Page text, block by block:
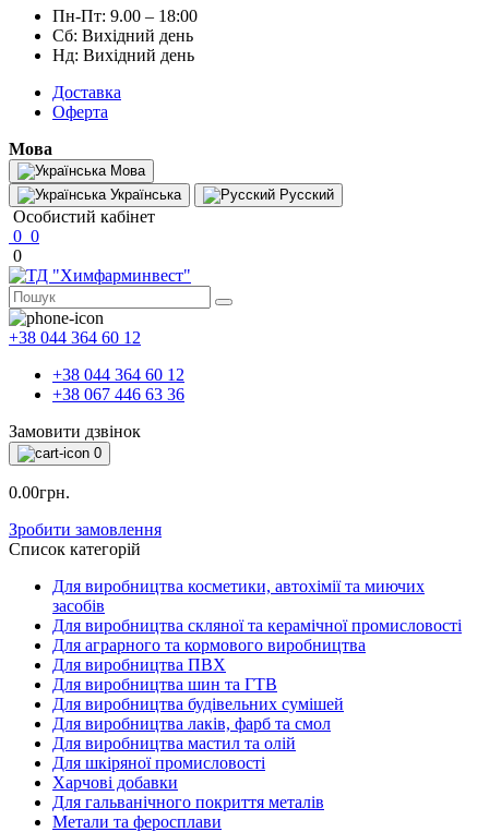
Пн-Пт: 9.00 – 18:00
Сб: Вихідний день
Нд: Вихідний день
Доставка
Оферта
Мова
Мова
Українська
Русский
Особистий кабінет
0 0
0
+38 044 364 60 12
+38 044 364 60 12
+38 067 446 63 36
Замовити дзвінок
0
0.00грн.
Зробити замовлення
Список категорій
Для виробництва косметики, автохімії та миючих
засобів
Для виробництва скляної та керамічної промисловості
Для аграрного та кормового виробництва
Для виробництва ПВХ
Для виробництва шин та ГТВ
Для виробництва будівельних сумішей
Для виробництва лаків, фарб та смол
Для виробництва мастил та олій
Для шкіряної промисловості
Харчові добавки
Для гальванічного покриття металів
Метали та феросплави